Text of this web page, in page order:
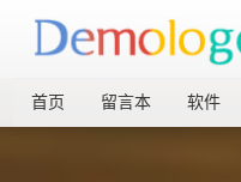
首页 留言本 软件